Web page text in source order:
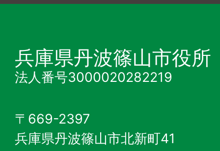
兵庫県丹波篠山市役所
法人番号3000020282219
〒669-2397
兵庫県丹波篠山市北新町41